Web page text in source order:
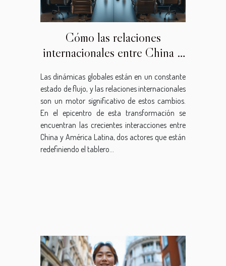
Cómo las relaciones
internacionales entre China y
redefiniendo la economía
global
Las dinámicas globales están en un constante
estado de flujo, y las relaciones internacionales
son un motor significativo de estos cambios.
En el epicentro de esta transformación se
encuentran las crecientes interacciones entre
China y América Latina, dos actores que están
redefiniendo el tablero...